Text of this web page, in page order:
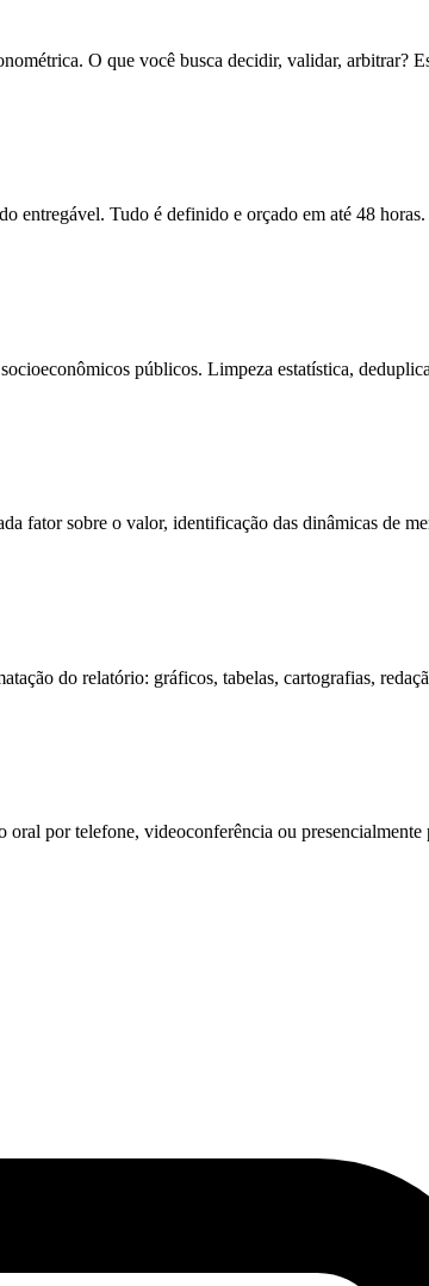
O que você busca decidir, validar, arbitrar?
Tudo é definido e orçado em até 48
públicos. Limpeza estatística,
fator sobre o valor, identificação das dinâmicas de
do relatório: gráficos, tabelas, cartografias,
por telefone, videoconferência ou presencialmente